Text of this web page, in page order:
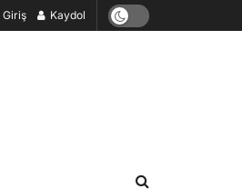
Giriş Kaydol